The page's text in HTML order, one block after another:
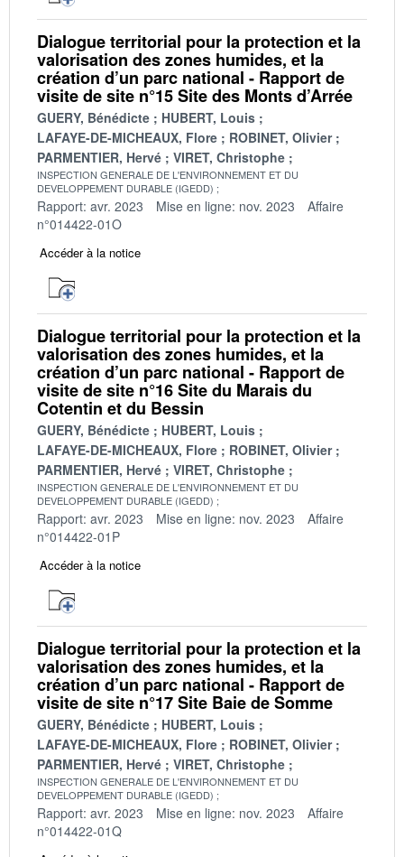
Dialogue territorial pour la protection et la
valorisation des zones humides, et la
création d’un parc national - Rapport de
visite de site n°15 Site des Monts d’Arrée
GUERY, Bénédicte
HUBERT, Louis
LAFAYE-DE-MICHEAUX, Flore
ROBINET, Olivier
PARMENTIER, Hervé
VIRET, Christophe
INSPECTION GENERALE DE L'ENVIRONNEMENT ET DU
DEVELOPPEMENT DURABLE (IGEDD)
Rapport: avr. 2023 Mise en ligne: nov. 2023
Affaire
n°014422-01O
Accéder à la notice
Dialogue territorial pour la protection et la
valorisation des zones humides, et la
création d’un parc national - Rapport de
visite de site n°16 Site du Marais du
Cotentin et du Bessin
GUERY, Bénédicte
HUBERT, Louis
LAFAYE-DE-MICHEAUX, Flore
ROBINET, Olivier
PARMENTIER, Hervé
VIRET, Christophe
INSPECTION GENERALE DE L'ENVIRONNEMENT ET DU
DEVELOPPEMENT DURABLE (IGEDD)
Rapport: avr. 2023 Mise en ligne: nov. 2023
Affaire
n°014422-01P
Accéder à la notice
Dialogue territorial pour la protection et la
valorisation des zones humides, et la
création d’un parc national - Rapport de
visite de site n°17 Site Baie de Somme
GUERY, Bénédicte
HUBERT, Louis
LAFAYE-DE-MICHEAUX, Flore
ROBINET, Olivier
PARMENTIER, Hervé
VIRET, Christophe
INSPECTION GENERALE DE L'ENVIRONNEMENT ET DU
DEVELOPPEMENT DURABLE (IGEDD)
Rapport: avr. 2023 Mise en ligne: nov. 2023
Affaire
n°014422-01Q